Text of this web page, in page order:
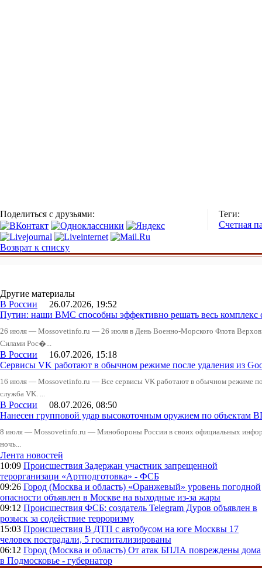
Поделиться с друзьями:
Теги:
Счетная
Возврат к списку
Другие материалы
В России 26.07.2026, 19:52
Путин: наши ВМС способны эффективно решать весь комплекс
26 июля — Mossovetinfo.ru — 26 июля в День Военно-Морского Флота
Силами Рос�...
В России 16.07.2026, 15:18
Сервисы VK работают в обычном режиме после удаления из
16 июля — Mossovetinfo.ru — Все сервисы VK работают в обычном режиме
служба VK. ...
В России 08.07.2026, 08:50
Нанесен групповой удар высокоточным оружием по
8 июля — Mossovetinfo.ru — Минобороны России в своих официальных
ночь...
Лента новостей
10:09 Происшествия Задержан участник запрещенной
терорганизаци «Артподготовка» - ФСБ
09:26 Город (Москва и область) «Оранжевый» уровень погодной
опасности объявлен в Москве на выходные из-за жары
09:12 Происшествия ФСБ: создатель Telegram Дуров объявлен в
розыск за содействие терроризму
15:03 Происшествия В ДТП с автобусом на юге Москвы 17
человек пострадали, 5 госпитализированы
06:12 Город (Москва и область) От атак БПЛА повреждены дома
в Подмосковье - губернатор